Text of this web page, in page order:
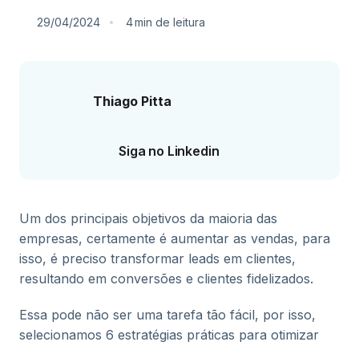
29/04/2024 4min de leitura
Thiago Pitta
Siga no Linkedin
Um dos principais objetivos da maioria das
empresas, certamente é aumentar as vendas, para
isso, é preciso transformar leads em clientes,
resultando em conversões e clientes fidelizados.
Essa pode não ser uma tarefa tão fácil, por isso,
selecionamos 6 estratégias práticas para otimizar